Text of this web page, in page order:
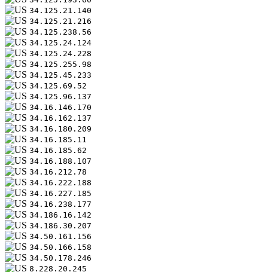
34.125.21.140
34.125.21.216
34.125.238.56
34.125.24.124
34.125.24.228
34.125.255.98
34.125.45.233
34.125.69.52
34.125.96.137
34.16.146.170
34.16.162.137
34.16.180.209
34.16.185.11
34.16.185.62
34.16.188.107
34.16.212.78
34.16.222.188
34.16.227.185
34.16.238.177
34.186.16.142
34.186.30.207
34.50.161.156
34.50.166.158
34.50.178.246
8.228.20.245